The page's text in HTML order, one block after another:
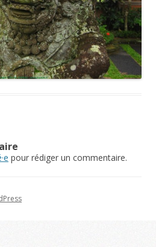
pour rédiger un commentaire.